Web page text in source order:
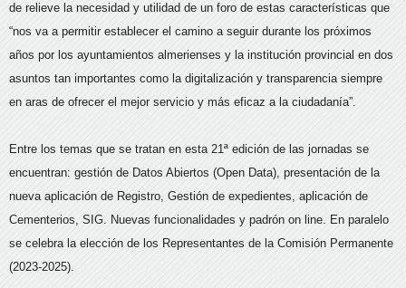
de relieve la necesidad y utilidad de un foro de estas características que
“nos va a permitir establecer el camino a seguir durante los próximos
años por los ayuntamientos almerienses y la institución provincial en dos
asuntos tan importantes como la digitalización y transparencia siempre
en aras de ofrecer el mejor servicio y más eficaz a la ciudadanía”.
Entre los temas que se tratan en esta 21ª edición de las jornadas se
encuentran: gestión de Datos Abiertos (Open Data), presentación de la
nueva aplicación de Registro, Gestión de expedientes, aplicación de
Cementerios, SIG. Nuevas funcionalidades y padrón on line. En paralelo
se celebra la elección de los Representantes de la Comisión Permanente
(2023-2025).